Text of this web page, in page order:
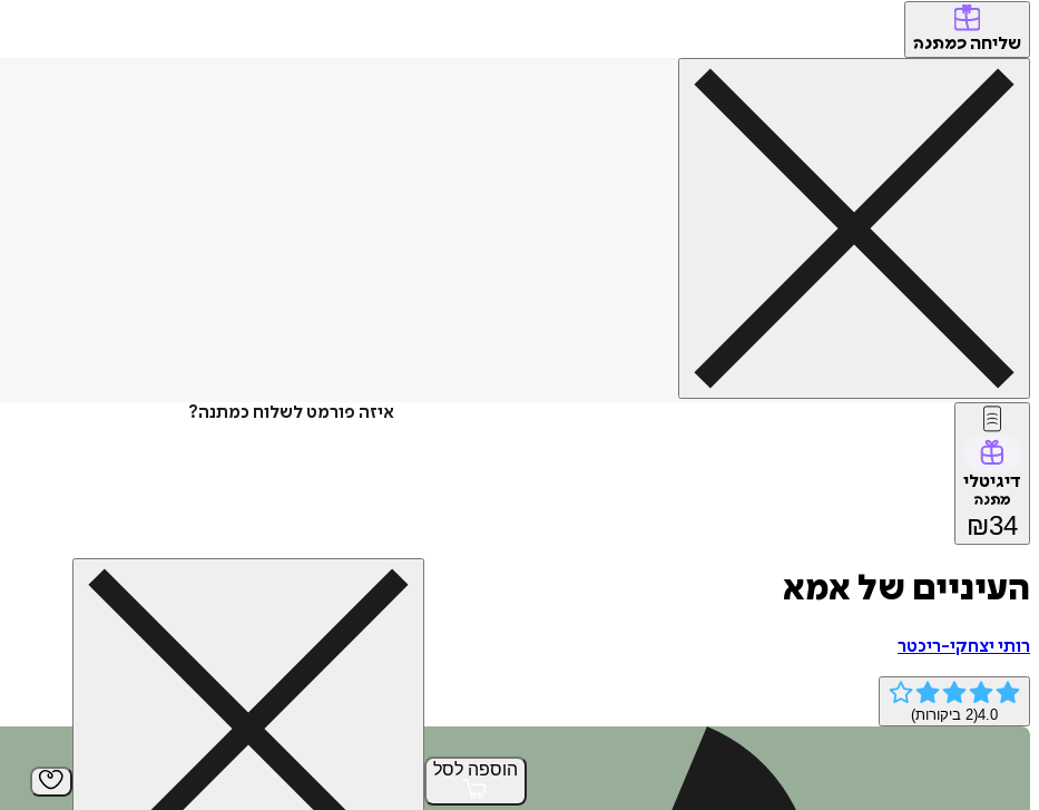
שליחה כמתנה
איזה פורמט לשלוח כמתנה?
דיגיטלי
מתנה
₪34
הוספה לסל
העיניים של אמא
רותי יצחקי-ריכטר
4.0
(
2 ביקורות)